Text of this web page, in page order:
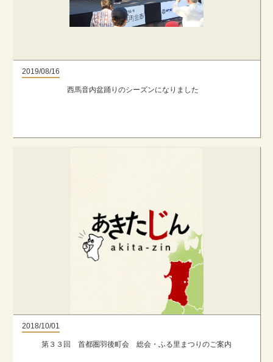
2019/08/16
西馬音内盆踊りのシーズンになりました
2018/10/01
第３３回 首都圏羽後町会 総会・ふる里まつりのご案内